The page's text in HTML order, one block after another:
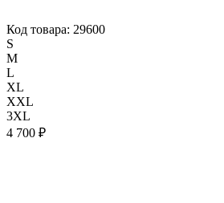
Код товара: 29600
S
M
L
XL
XXL
3XL
4 700 ₽